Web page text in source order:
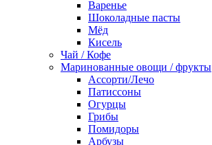
Варенье
Шоколадные пасты
Мёд
Кисель
Чай / Кофе
Маринованные овощи / фрукты
Ассорти/Лечо
Патиссоны
Огурцы
Грибы
Помидоры
Арбузы